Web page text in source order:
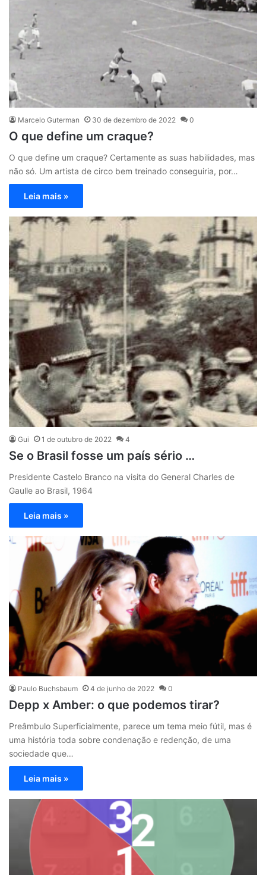
Marcelo Guterman 30 de dezembro de 2022 0
O que define um craque?
O que define um craque? Certamente as suas habilidades, mas
não só. Um artista de circo bem treinado conseguiria, por…
Leia mais »
Gui 1 de outubro de 2022 4
Se o Brasil fosse um país sério …
Presidente Castelo Branco na visita do General Charles de
Gaulle ao Brasil, 1964
Leia mais »
Paulo Buchsbaum 4 de junho de 2022 0
Depp x Amber: o que podemos tirar?
Preâmbulo Superficialmente, parece um tema meio fútil, mas é
uma história toda sobre condenação e redenção, de uma
sociedade que…
Leia mais »